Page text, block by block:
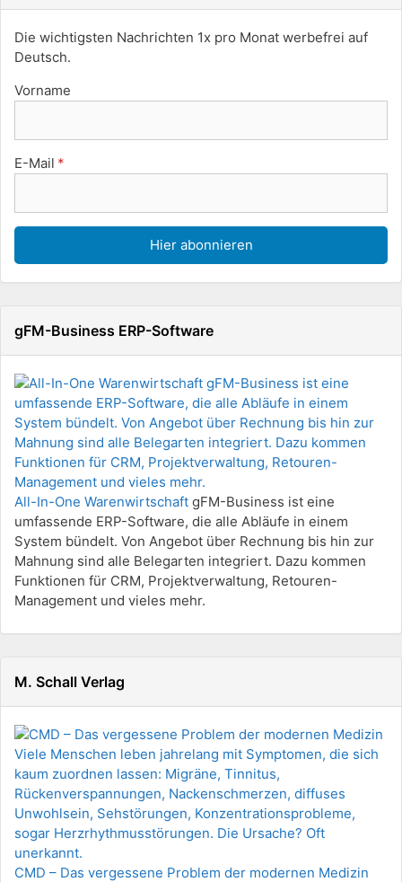
Die wichtigsten Nachrichten 1x pro Monat werbefrei auf
Deutsch.
Vorname
E-Mail
gFM-Business ERP-Software
All-In-One Warenwirtschaft gFM-Business ist eine
umfassende ERP-Software, die alle Abläufe in einem
System bündelt. Von Angebot über Rechnung bis hin zur
Mahnung sind alle Belegarten integriert. Dazu kommen
Funktionen für CRM, Projektverwaltung, Retouren-
Management und vieles mehr.
M. Schall Verlag
CMD – Das vergessene Problem der modernen Medizin